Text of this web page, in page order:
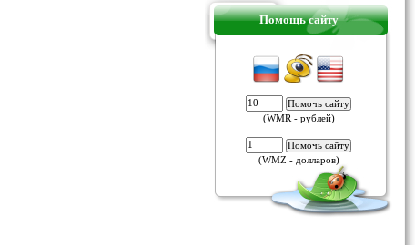
Помощь сайту
(WMR - рублей)
(WMZ - долларов)